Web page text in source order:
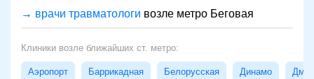
→ врачи травматологи возле метро Беговая
Клиники возле ближайших ст. метро:
Аэропорт Баррикадная Белорусская Динамо